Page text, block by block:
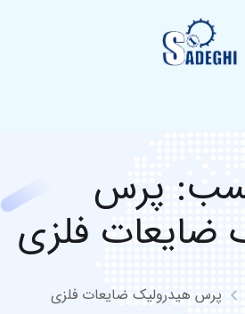
پرس
ضایعات فلزی
پرس هیدرولیک ضایعات فلزی